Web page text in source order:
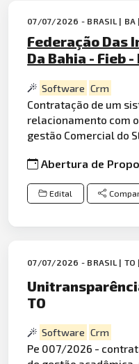
07/07/2026 - BRASIL | BA |
Federação Das
Da Bahia - Fieb -
Software Crm
Contratação de um
relacionamento com
gestão Comercial do
Abertura de
Edital
07/07/2026 - BRASIL | TO |
TO
Software Crm
Pe 007/2026 -